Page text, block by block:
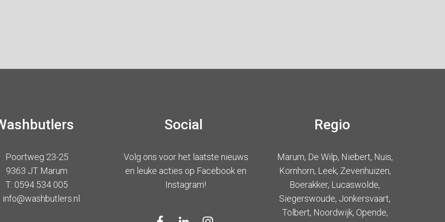
Poortweg 23-25
9363 JT Marum
T: 0594 534 005
info@washbutlers.nl
Social
Volg ons voor het laatste nieuws
en leuke acties op Facebook en
Instagram!
Regio
Marum, De Wilp, Niebert, Nuis,
Kornhorn, Leek, Zevenhuizen,
Boerakker, Lucaswolde,
Siegerswoude, Jonkersvaart,
Tolbert, Noordwijk, Opende,